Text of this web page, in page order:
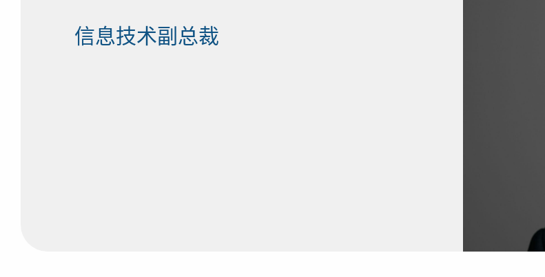
信息技术副总裁